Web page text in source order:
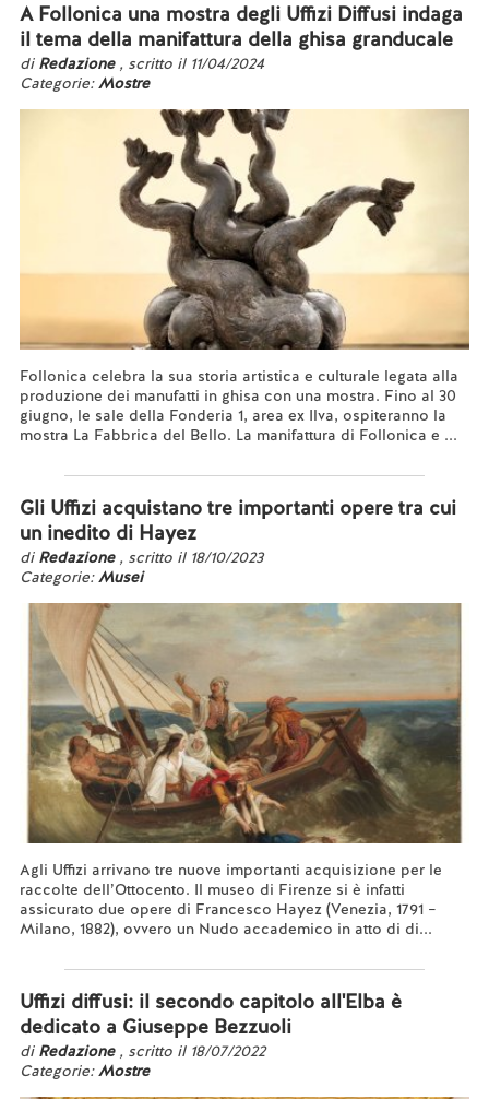
A Follonica una mostra degli Uffizi Diffusi indaga
il tema della manifattura della ghisa granducale
di Redazione , scritto il 11/04/2024
Categorie:Mostre
Follonica celebra la sua storia artistica e culturale legata alla
produzione dei manufatti in ghisa con una mostra. Fino al 30
giugno, le sale della Fonderia 1, area ex Ilva, ospiteranno la
mostra La Fabbrica del Bello. La manifattura di Follonica e ...
Gli Uffizi acquistano tre importanti opere tra cui
un inedito di Hayez
di Redazione , scritto il 18/10/2023
Categorie:Musei
Agli Uffizi arrivano tre nuove importanti acquisizione per le
raccolte dell’Ottocento. Il museo di Firenze si è infatti
assicurato due opere di Francesco Hayez (Venezia, 1791 –
Milano, 1882), ovvero un Nudo accademico in atto di di...
Uffizi diffusi: il secondo capitolo all'Elba è
dedicato a Giuseppe Bezzuoli
di Redazione , scritto il 18/07/2022
Categorie:Mostre